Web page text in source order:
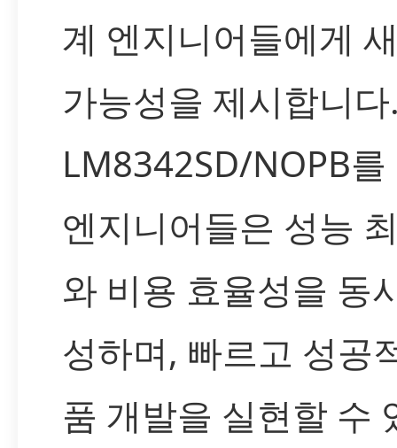
계 엔지니어들에게
가능성을 제시합니
LM8342SD/NOPB를
엔지니어들은 성능
와 비용 효율성을 동
성하며, 빠르고 성공
품 개발을 실현할 수